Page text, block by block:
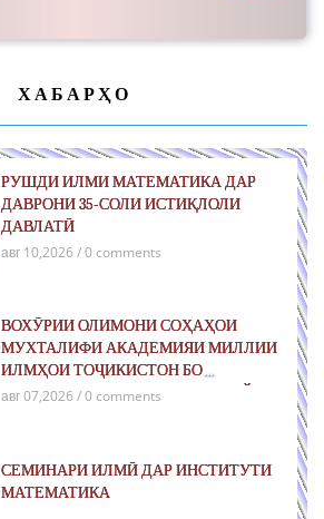
ХАБАРҲО
РУШДИ ИЛМИ МАТЕМАТИКА ДАР
ДАВРОНИ 35-СОЛИ ИСТИҚЛОЛИ
ДАВЛАТӢ
авг 10,2026 / 0 comments
ВОХӮРИИ ОЛИМОНИ СОҲАҲОИ
МУХТАЛИФИ АКАДЕМИЯИ МИЛЛИИ
ИЛМҲОИ ТОҶИКИСТОН БО
ХОНАНДАГОН ДАР ЛАГЕРИ «ФАЙЗИ
авг 07,2026 / 0 comments
СЕМИНАРИ ИЛМӢ ДАР ИНСТИТУТИ
МАТЕМАТИКА